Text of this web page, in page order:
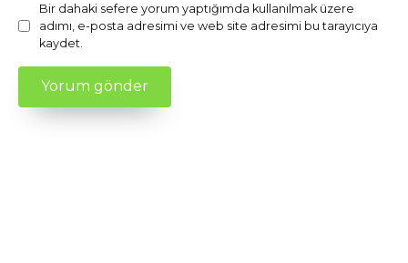
Bir dahaki sefere yorum yaptığımda kullanılmak üzere
adımı, e-posta adresimi ve web site adresimi bu tarayıcıya
kaydet.